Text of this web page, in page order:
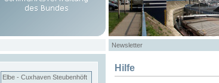
Newsletter
Elbe - Cuxhaven Steubenhöft
Hilfe